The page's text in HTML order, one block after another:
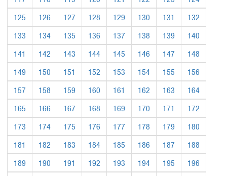
125
126 127 128 129 130 131
132
133
134 135 136 137 138 139
140
141
142 143 144 145 146 147
148
149
150 151 152 153 154 155
156
157
158 159 160 161 162 163
164
165
166 167 168 169 170 171
172
173
174 175 176 177 178 179
180
181
182 183 184 185 186 187
188
189
190 191 192 193 194 195
196